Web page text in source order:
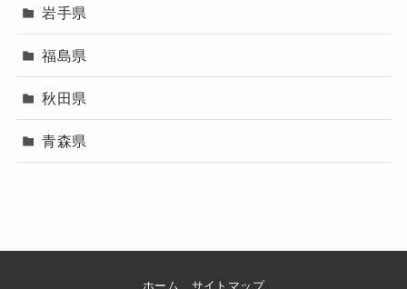
岩手県
福島県
秋田県
青森県
ホーム サイトマップ